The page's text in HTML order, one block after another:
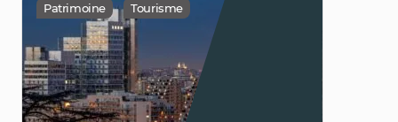
Patrimoine Tourisme